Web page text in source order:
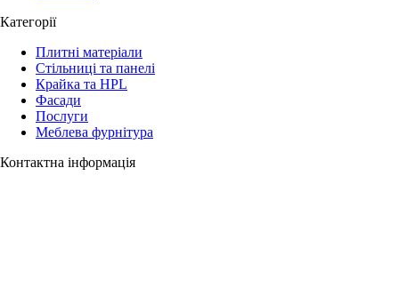
Категорії
Плитні матеріали
Стільниці та панелі
Крайка та HPL
Фасади
Послуги
Меблева фурнітура
Контактна інформація